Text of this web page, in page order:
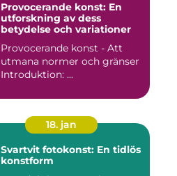
Provocerande konst: En
utforskning av dess
betydelse och variationer
Provocerande konst - Att
utmana normer och gränser
Introduktion: ...
18. jan
Svartvit fotokonst: En tidlös
konstform